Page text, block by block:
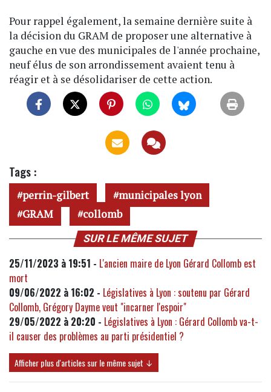
Pour rappel également, la semaine dernière suite à
la décision du GRAM de proposer une alternative à
gauche en vue des municipales de l'année prochaine,
neuf élus de son arrondissement avaient tenu à
réagir et à se désolidariser de cette action.
Tags :
perrin-gilbert
municipales lyon
GRAM
collomb
SUR LE MÊME SUJET
25/11/2023 à 19:51 - L'ancien maire de Lyon Gérard Collomb est
mort
09/06/2022 à 16:02 - Législatives à Lyon : soutenu par Gérard
Collomb, Grégory Dayme veut "incarner l'espoir"
29/05/2022 à 20:20 - Législatives à Lyon : Gérard Collomb va-t-
il causer des problèmes au parti présidentiel ?
Afficher plus d'articles sur le même sujet ↓